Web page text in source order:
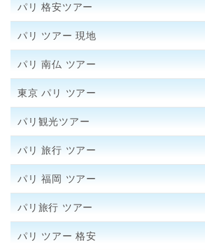
パリ 格安ツアー
パリ ツアー 現地
パリ 南仏 ツアー
東京 パリ ツアー
パリ観光ツアー
パリ 旅行 ツアー
パリ 福岡 ツアー
パリ旅行 ツアー
パリ ツアー 格安